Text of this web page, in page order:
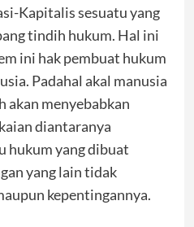
Kapitalis sesuatu yang
tindih hukum. Hal ini
ini hak pembuat hukum
Padahal akal manusia
akan menyebabkan
diantaranya
hukum yang dibuat
yang lain tidak
kepentingannya.